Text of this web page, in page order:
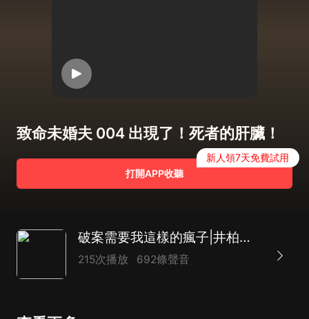
致命未婚夫 004 出現了！死者的肝臟！
打開APP收聽
新人領7天免費試用
破案需要我這樣的瘋子|井柏然新生刑偵推理|懸疑戀愛
215次播放 692條聲音